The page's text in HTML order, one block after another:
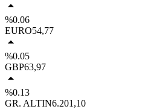
%0.06
EURO54,77
%0.05
GBP63,97
%0.13
GR. ALTIN6.201,10